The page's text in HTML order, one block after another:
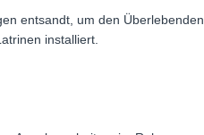
entsandt, um den Überlebenden
installiert.